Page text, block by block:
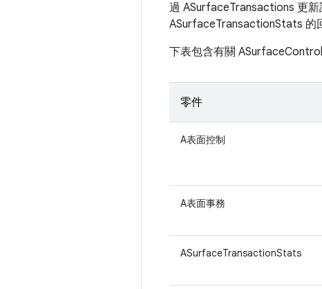
過 ASurfaceTransactions 更
ASurfaceTransactionStats 的
下表包含有關
零件
A表面控制
A表面事務
ASurfaceTransactionStats